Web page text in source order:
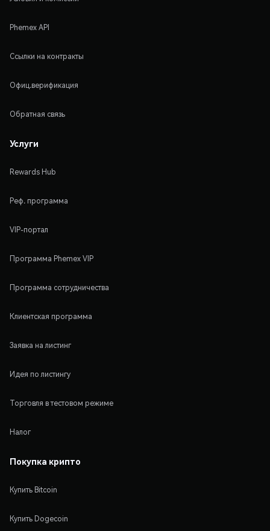
Phemex API
Ссылки на контракты
Офиц.верификация
Обратная связь
Услуги
Rewards Hub
Реф. программа
VIP-портал
Программа Phemex VIP
Программа сотрудничества
Клиентская программа
Заявка на листинг
Идея по листингу
Торговля в тестовом режиме
Налог
Покупка крипто
Купить Bitcoin
Купить Dogecoin